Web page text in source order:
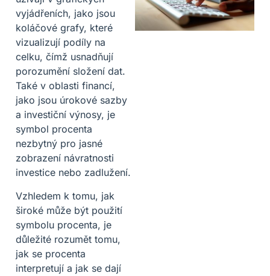
vyjádřeních, jako jsou
koláčové grafy, které
vizualizují podíly na
celku, čímž usnadňují
porozumění složení dat.
Také v oblasti financí,
jako jsou úrokové sazby
a investiční výnosy, je
symbol procenta
nezbytný pro jasné
zobrazení návratnosti
investice nebo zadlužení.
Vzhledem k tomu, jak
široké může být použití
symbolu procenta, je
důležité rozumět tomu,
jak se procenta
interpretují a jak se dají